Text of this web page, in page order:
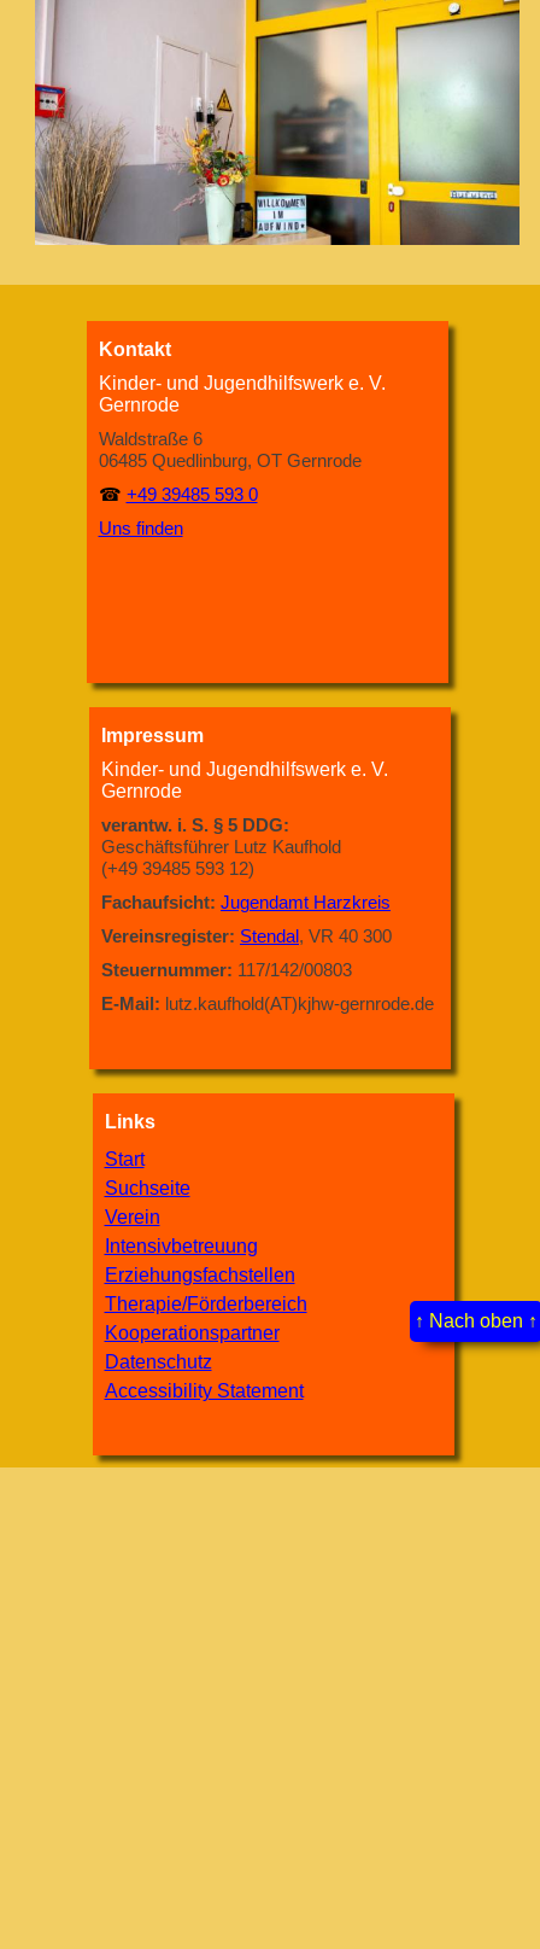
Kontakt
Kinder- und Jugendhilfswerk e. V.
Gernrode
Waldstraße 6
06485 Quedlinburg, OT Gernrode
☎ +49 39485 593 0
Uns finden
Impressum
Kinder- und Jugendhilfswerk e. V.
Gernrode
verantw. i. S. § 5 DDG:
Geschäftsführer Lutz Kaufhold
(+49 39485 593 12)
Fachaufsicht: Jugendamt Harzkreis
Vereinsregister: Stendal , VR 40 300
Steuernummer: 117/142/00803
E-Mail: lutz.kaufhold(AT)kjhw-gernrode.de
Links
Start
Suchseite
Verein
Intensivbetreuung
Erziehungsfachstellen
Therapie/Förderbereich
Kooperationspartner
Datenschutz
Accessibility Statement
↑ Nach oben ↑